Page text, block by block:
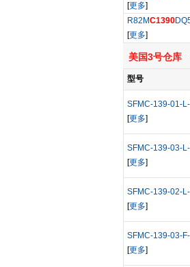
[更多]
R82MC1390
[更多]
美国3号仓库
型号
SFMC-139-01-
[更多]
SFMC-139-03-
[更多]
SFMC-139-02-
[更多]
SFMC-139-03-
[更多]